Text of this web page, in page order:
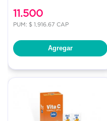
11.500
PUM: $ 1,916.67 CAP
Agregar